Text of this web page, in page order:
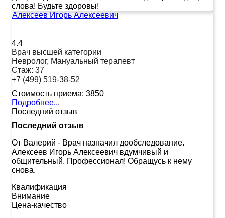
слова! Будьте здоровы!
Алексеев Игорь Алексеевич
4.4
Врач высшей категории
Невролог, Мануальный терапевт
Стаж: 37
+7 (499) 519-38-52
Стоимость приема: 3850
Подробнее...
Последний отзыв
Последний отзыв
От Валерий - Врач назначил дообследование.
Алексеев Игорь Алексеевич вдумчивый и
общительный. Профессионал! Обращусь к нему
снова.
Квалификация
Внимание
Цена-качество